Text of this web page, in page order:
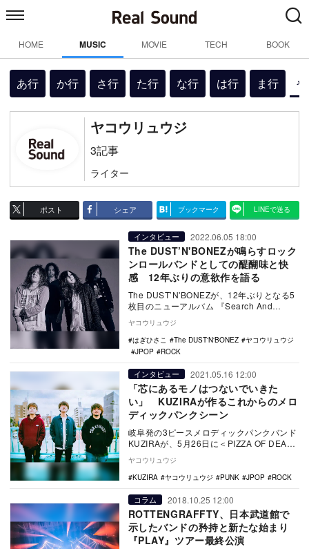
HOME MUSIC MOVIE TECH BOOK
あ行 か行 さ行 た行 な行 は行 ま行
ヤコウリュウジ
3記事
ライター
ポスト シェア ブックマーク LINEで送る
インタビュー 2022.06.05 18:00
The DUST’N'BONEZが鳴らすロック
ンロールバンドとしての醍醐味と快
感 12年ぶりの意欲作を語る
The DUST’N'BONEZが、12年ぶりとなる5
枚目のニューアルバム 『Search And
ヤコウリュウジ
はぎひさこ
The DUST'N'BONEZ
ヤコウリュウジ
JPOP
ROCK
インタビュー 2021.05.16 12:00
「芯にあるモノはつないでいきた
い」 KUZIRAが作るこれからのメロ
ディックパンクシーン
岐阜発の3ピースメロディックパンクバンド
KUZIRAが、5月26日に＜PIZZA OF DEATH
ヤコウリュウジ
KUZIRA
ヤコウリュウジ PUNK JPOP ROCK
コラム 2018.10.25 12:00
ROTTENGRAFFTY、日本武道館で
示したバンドの矜持と新たな始まり
『PLAY』ツアー最終公演